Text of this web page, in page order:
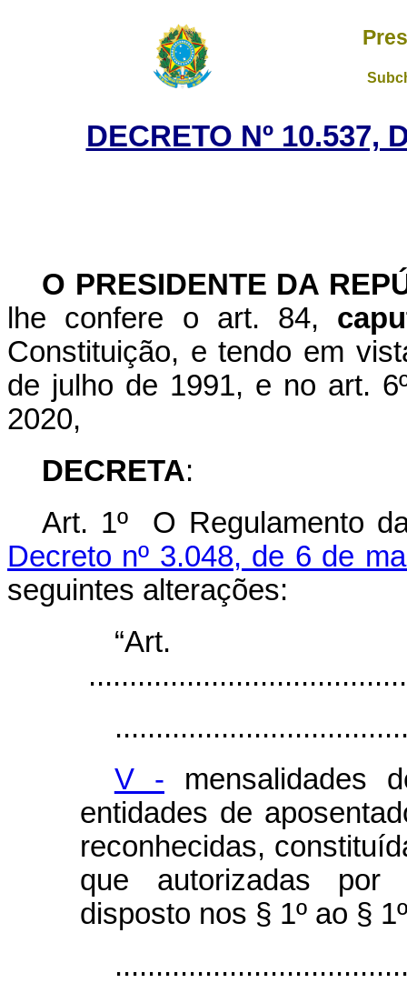
DECRETO Nº 10.537,
O PRESIDENTE DA
lhe confere o art. 84,
Constituição, e tendo em
de julho de 1991, e no art.
2020,
DECRETA:
Art. 1º O Regulamento
Decreto nº 3.048, de 6 de
seguintes alterações:
V - mensalidades
entidades de
reconhecidas,
que autorizadas por
disposto nos § 1º ao §